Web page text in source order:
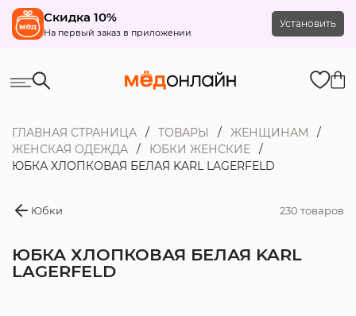
Скидка 10%
На первый заказ в приложении
Установить
ГЛАВНАЯ СТРАНИЦА ТОВАРЫ
ЖЕНЩИНАМ
ЖЕНСКАЯ ОДЕЖДА
ЮБКИ ЖЕНСКИЕ
ЮБКА ХЛОПКОВАЯ БЕЛАЯ KARL LAGERFELD
Юбки 230 товаров
ЮБКА ХЛОПКОВАЯ БЕЛАЯ KARL
LAGERFELD